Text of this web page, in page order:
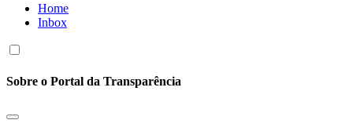
Home
Inbox
Sobre o Portal da Transparência